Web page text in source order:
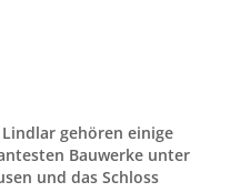
gehören einige
Bauwerke unter
und das Schloss